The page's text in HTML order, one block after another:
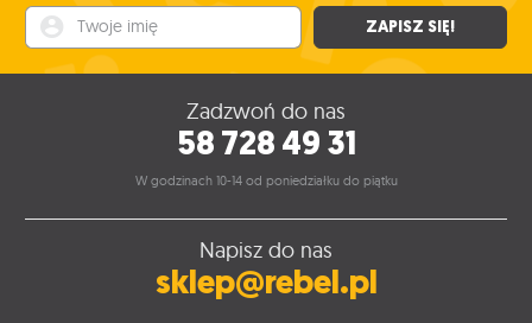
ZAPISZ SIĘ!
Zadzwoń do nas
58 728 49 31
W godzinach 10-14 od poniedziałku do piątku
Napisz do nas
sklep@rebel.pl